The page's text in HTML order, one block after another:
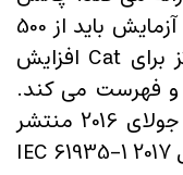
این بود که محدوده فرکانس مورد آزمایش باید از 500
مگاهرتز (Cat6A) به 2000 مگاهرتز برای Cat افزایش
فهرست می کند.
TIA استاندارد Category8 را در جولای 2016 منتشر
کرد و ISO نیز در سه ماهه اول سال 2017 IEC 61935-1